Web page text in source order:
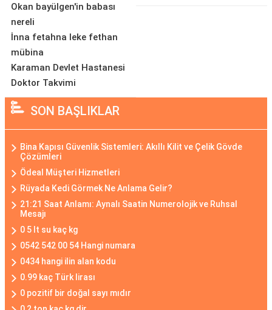
Okan bayülgen'in babası
nereli
İnna fetahna leke fethan
mübina
Karaman Devlet Hastanesi
Doktor Takvimi
SON BAŞLIKLAR
Bina Kapısı Güvenlik Sistemleri: Akıllı Kilit ve Çelik Gövde
Çözümleri
Ödeal Müşteri Hizmetleri
Rüyada Kedi Görmek Ne Anlama Gelir?
21:21 Saat Anlamı: Aynalı Saatin Numerolojik ve Ruhsal
Mesajı
0 5 lt su kaç kg
0542 542 00 54 Hangi numara
0434 hangi ilin alan kodu
0.99 kaç Türk lirası
0 pozitif bir doğal sayı mıdır